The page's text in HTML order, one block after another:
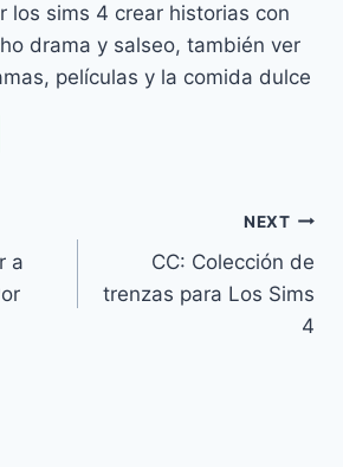
los sims 4 crear historias con
drama y salseo, también ver
películas y la comida dulce
a
NEXT
CC: Colección de
trenzas para Los Sims
4